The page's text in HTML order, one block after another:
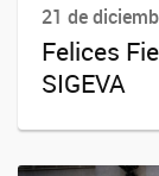
21 de
Felices
SIGEVA